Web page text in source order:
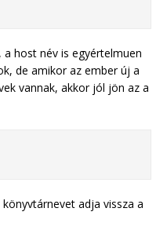
host név is egyértelmuen
de amikor az ember új a
vannak, akkor jól jön az a
adja vissza a